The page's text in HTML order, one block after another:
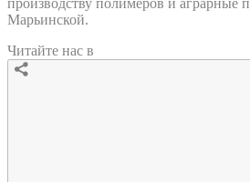
Марьинской.
Читайте нас в